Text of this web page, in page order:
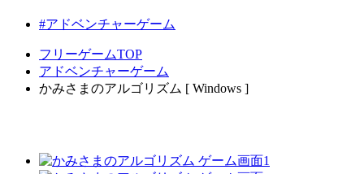
#アドベンチャーゲーム
フリーゲームTOP
アドベンチャーゲーム
かみさまのアルゴリズム [ Windows ]